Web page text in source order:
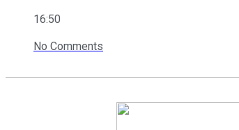
16:50
No Comments